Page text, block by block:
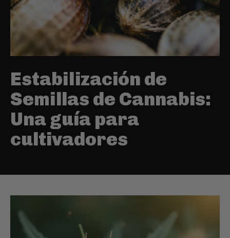
Estabilización de
Semillas de Cannabis:
Una guía para
cultivadores